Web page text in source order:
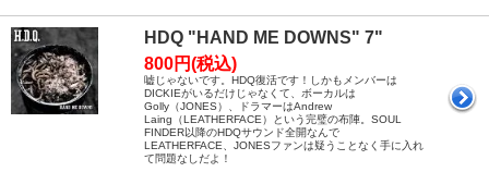
HDQ "HAND ME DOWNS" 7"
800円(税込)
嘘じゃないです。HDQ復活です！しかもメンバーは
DICKIEがいるだけじゃなくて、ボーカルは
Golly（JONES）、ドラマーはAndrew
Laing（LEATHERFACE）という完璧の布陣。SOUL
FINDER以降のHDQサウンド全開なんで
LEATHERFACE、JONESファンは疑うことなく手に入れ
て問題なしだよ！